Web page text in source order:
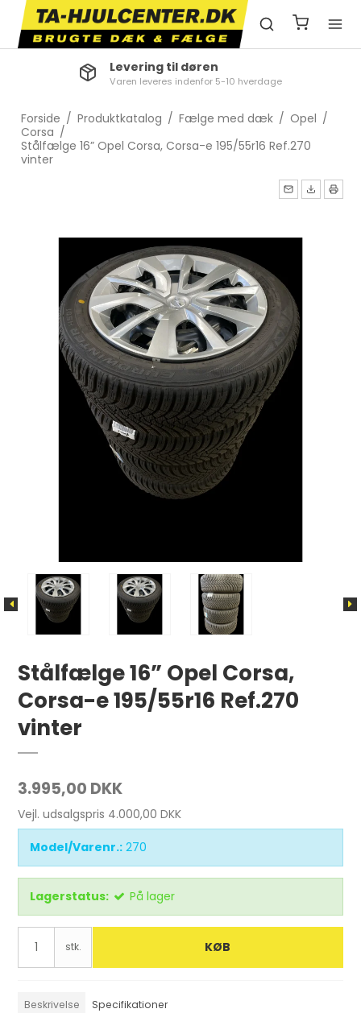
Levering til døren
Varen leveres indenfor 5-10 hverdage
Forside / Produktkatalog / Fælge med dæk / Opel /
Corsa /
Stålfælge 16” Opel Corsa, Corsa-e 195/55r16 Ref.270
vinter
Stålfælge 16” Opel Corsa,
Corsa-e 195/55r16 Ref.270
vinter
3.995,00 DKK
Vejl. udsalgspris 4.000,00 DKK
Model/Varenr.: 270
Lagerstatus: På lager
stk. KØB
Beskrivelse Specifikationer